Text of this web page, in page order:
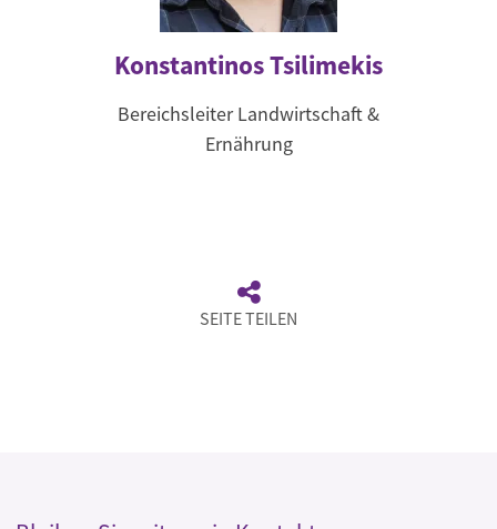
Konstantinos Tsilimekis
Bereichsleiter Landwirtschaft &
Ernährung
SEITE TEILEN